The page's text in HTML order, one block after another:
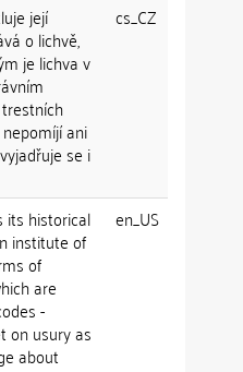
její
o lichvě,
je lichva v
ani
se i
cs_CZ
its historical
institute of
of
are
-
on usury as
about
en_US